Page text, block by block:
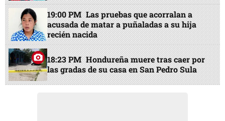
19:00 PM Las pruebas que acorralan a
acusada de matar a puñaladas a su hija
recién nacida
18:23 PM Hondureña muere tras caer por
las gradas de su casa en San Pedro Sula